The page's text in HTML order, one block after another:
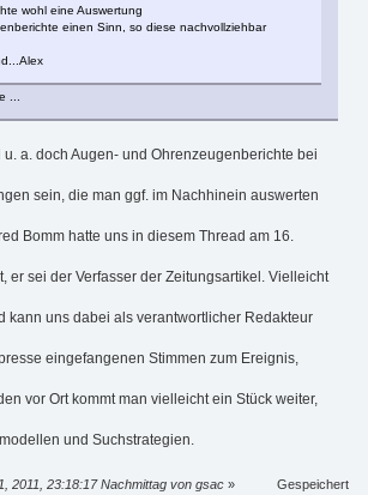
wohl eine Auswertung
einen Sinn, so diese nachvollziehbar
...
a. doch Augen- und Ohrenzeugenberichte bei
sein, die man ggf. im Nachhinein auswerten
Bomm hatte uns in diesem Thread am 16.
er sei der Verfasser der Zeitungsartikel. Vielleicht
kann uns dabei als verantwortlicher Redakteur
eingefangenen Stimmen zum Ereignis,
vor Ort kommt man vielleicht ein Stück weiter,
und Suchstrategien.
2011, 23:18:17 Nachmittag von gsac » Gespeichert